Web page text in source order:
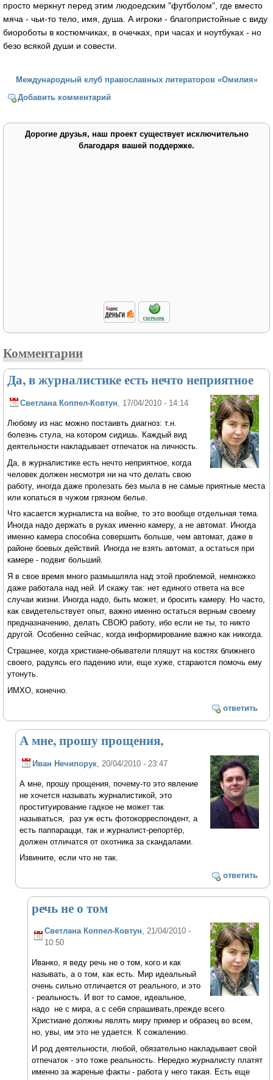
просто меркнут перед этим людоедским "футболом", где вместо
мяча - чьи-то тело, имя, душа. А игроки - благопристойные с виду
биороботы в костюмчиках, в очечках, при часах и ноутбуках - но
безо всякой души и совести.
Международный клуб православных литераторов «Омилия»
Добавить комментарий
Дорогие друзья, наш проект существует исключительно
благодаря вашей поддержке.
Комментарии
Да, в журналистике есть нечто неприятное
Светлана Коппел-Ковтун, 17/04/2010 - 14:14
Любому из нас можно постаивть диагноз: т.н.
болезнь стула, на котором сидишь. Каждый вид
деятельности накладывает отпечаток на личность.
Да, в журналистике есть нечто неприятное, когда
человек должен несмотря ни на что делать свою
работу, иногда даже пролезать без мыла в не самые приятные места
или копаться в чужом грязном белье.
Что касается журналиста на войне, то это вообще отдельная тема.
Иногда надо держать в руках именно камеру, а не автомат. Иногда
именно камера способна совершить больше, чем автомат, даже в
районе боевых действий. Иногда не взять автомат, а остаться при
камере - подвиг больший.
Я в свое время много размышляла над этой проблемой, немножко
даже работала над ней. И скажу так: нет единого ответа на все
случаи жизни. Иногда надо, быть может, и бросить камеру. Но часто,
как свидетельствует опыт, важно именно остаться верным своему
предназначению, делать СВОЮ работу, ибо если не ты, то никто
другой. Особенно сейчас, когда информирование важно как никогда.
Страшнее, когда христиане-обыватели пляшут на костях ближнего
своего, радуясь его падению или, еще хуже, стараются помочь ему
утонуть.
ИМХО, конечно.
ответить
А мне, прошу прощения,
Иван Нечипорук , 20/04/2010 - 23:47
А мне, прошу прощения, почему-то это явление
не хочется называть журналистикой, это
проституирование гадкое не может так
называться, раз уж есть фотокорреспондент, а
есть паппарацци, так и журналист-репортёр,
должен отличатся от охотника за скандалами.
Извините, если что не так.
ответить
речь не о том
Светлана Коппел-Ковтун, 21/04/2010 -
10:50
Иванко, я веду речь не о том, кого и как
называть, а о том, как есть. Мир идеальный
очень сильно отличается от реального, и это
- реальность. И вот то самое, идеальное,
надо не с мира, а с себя спрашивать,прежде всего.
Христиане должны являть миру пример и образец во всем,
но, увы, им это не удается. К сожалению.
И род деятельности, любой, обязательно накладывает свой
отпечаток - это тоже реальность. Нередко журналисту платят
именно за жареные факты - работа у него такая. Есть еще